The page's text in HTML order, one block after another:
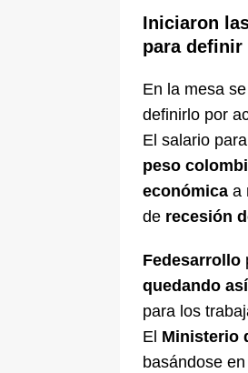
[ 5
Iniciaron
para definir
En la mesa
definirlo por
El salario
peso
económica a
de recesión
Fedesarrollo
quedando
para los
El Ministerio
basándose